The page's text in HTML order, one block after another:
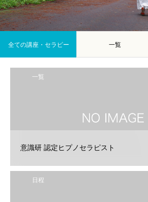
全ての講座・セラピー 一覧
一覧
意識研 認定ヒプノセラピスト
日程